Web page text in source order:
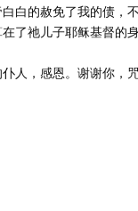
白的赦免了我的债，
了祂儿子耶稣基督的
人，感恩。谢谢你，